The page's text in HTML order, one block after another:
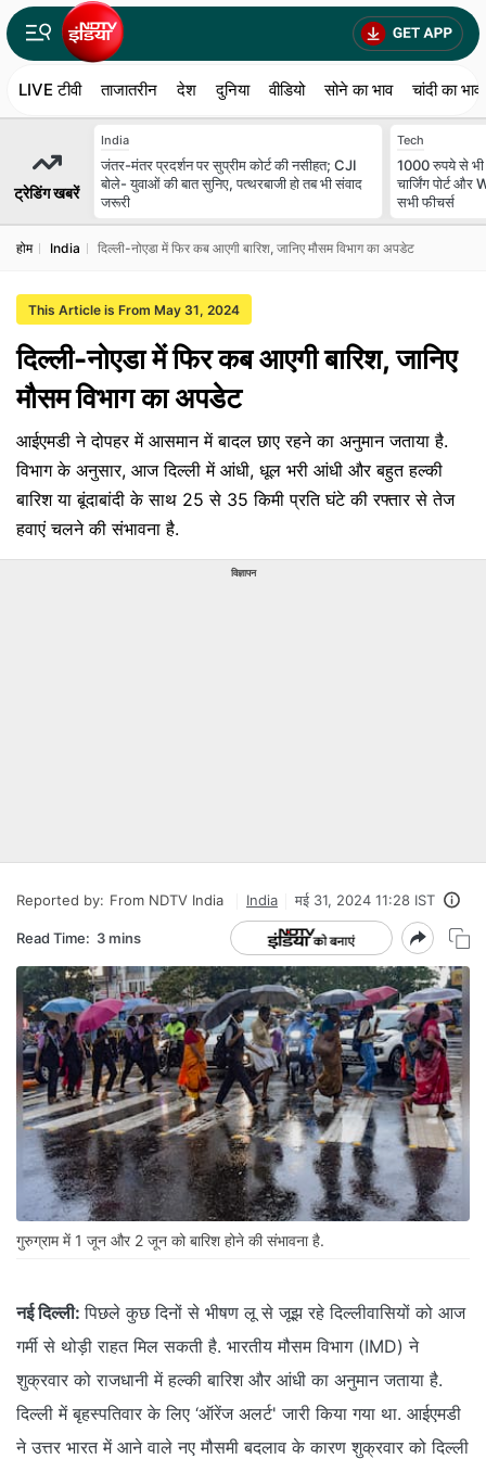
LIVE टीवी ताजातरीन देश दुनिया वीडियो सोने का भाव चांदी का भाव
ट्रेडिंग खबरें
India
जंतर-मंतर प्रदर्शन पर सुप्रीम कोर्ट की नसीहत; CJI
बोले- युवाओं की बात सुनिए, पत्थरबाजी हो तब भी संवाद
जरूरी
Tech
1000 रुपये से
चार्जिंग पोर्ट
सभी फीचर्स
होम India दिल्ली-नोएडा में फिर कब आएगी बारिश, जानिए मौसम विभाग का अपडेट
This Article is From May 31, 2024
दिल्ली-नोएडा में फिर कब आएगी बारिश, जानिए
मौसम विभाग का अपडेट
आईएमडी ने दोपहर में आसमान में बादल छाए रहने का अनुमान जताया है.
विभाग के अनुसार, आज दिल्ली में आंधी, धूल भरी आंधी और बहुत हल्की
बारिश या बूंदाबांदी के साथ 25 से 35 किमी प्रति घंटे की रफ्तार से तेज
हवाएं चलने की संभावना है.
विज्ञापन
Reported by: From NDTV India India मई 31, 2024 11:28 IST
Read Time: 3 mins
गुरुग्राम में 1 जून और 2 जून को बारिश होने की संभावना है.
नई दिल्ली: पिछले कुछ दिनों से भीषण लू से जूझ रहे दिल्लीवासियों को आज
गर्मी से थोड़ी राहत मिल सकती है. भारतीय मौसम विभाग (IMD) ने
शुक्रवार को राजधानी में हल्की बारिश और आंधी का अनुमान जताया है.
दिल्ली में बृहस्पतिवार के लिए ‘ऑरेंज अलर्ट' जारी किया गया था. आईएमडी
ने उत्तर भारत में आने वाले नए मौसमी बदलाव के कारण शुक्रवार को दिल्ली